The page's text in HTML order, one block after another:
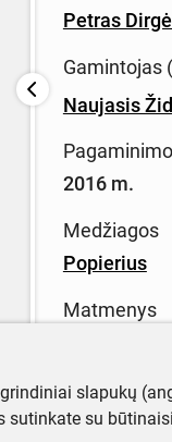
Petras
Gamintojas
Naujasis
2016 m.
Medžiagos
Popierius
Matmenys
Aukštis x
Turite
slapukų
sutinkate su